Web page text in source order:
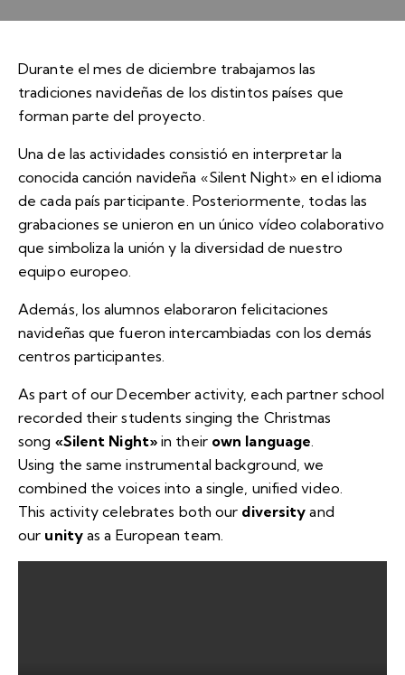
Durante el mes de diciembre trabajamos las
tradiciones navideñas de los distintos países que
forman parte del proyecto.
Una de las actividades consistió en interpretar la
conocida canción navideña «Silent Night» en el idioma
de cada país participante. Posteriormente, todas las
grabaciones se unieron en un único vídeo colaborativo
que simboliza la unión y la diversidad de nuestro
equipo europeo.
Además, los alumnos elaboraron felicitaciones
navideñas que fueron intercambiadas con los demás
centros participantes.
As part of our December activity, each partner school
recorded their students singing the Christmas
song «Silent Night»in their own language.
Using the same instrumental background, we
combined the voices into a single, unified video.
This activity celebrates both our diversity and
our unityas a European team.